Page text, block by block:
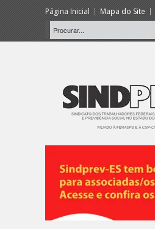
Página Inicial Mapa do Site